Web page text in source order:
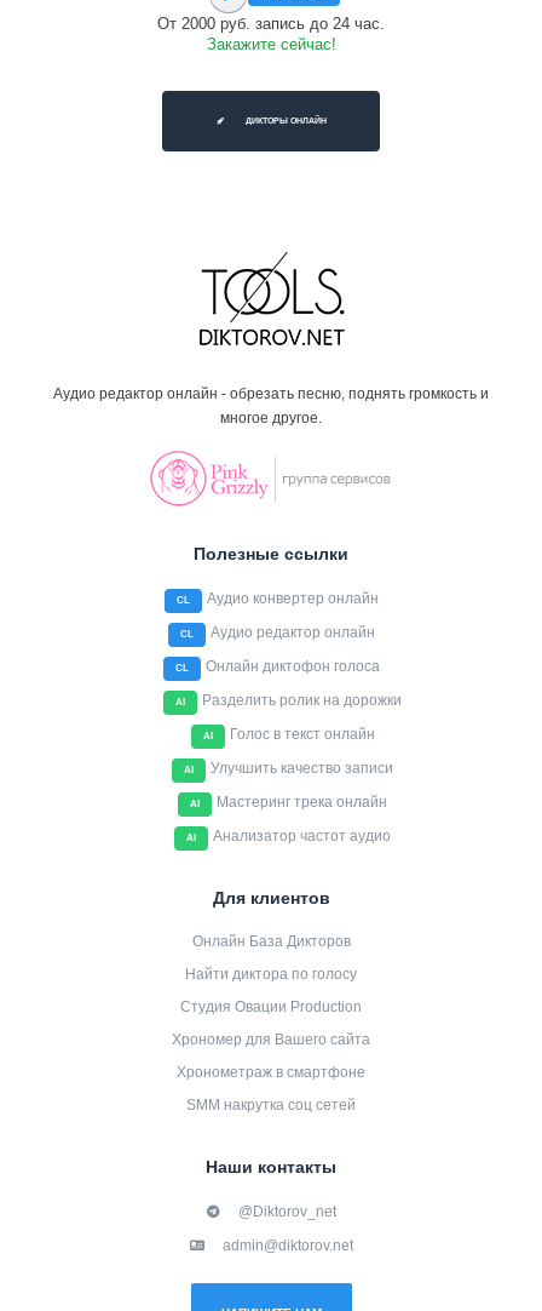
От 2000 руб. запись до 24 час.
Закажите сейчас!
ДИКТОРЫ ОНЛАЙН
Аудио редактор онлайн - обрезать песню, поднять громкость и
многое другое.
Полезные ссылки
CL Аудио конвертер онлайн
CL Аудио редактор онлайн
CL Онлайн диктофон голоса
AI Разделить ролик на дорожки
AI Голос в текст онлайн
AI Улучшить качество записи
AI Мастеринг трека онлайн
AI Анализатор частот аудио
Для клиентов
Онлайн База Дикторов
Найти диктора по голосу
Студия Овации Production
Хрономер для Вашего сайта
Хронометраж в смартфоне
SMM накрутка соц сетей
Наши контакты
@Diktorov_net
admin@diktorov.net